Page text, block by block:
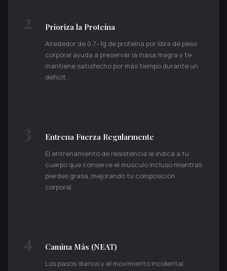
Prioriza la Proteína
Alrededor de 0.7–1g de proteína por libra de peso
corporal ayuda a preservar la masa magra y te
mantiene satisfecho por más tiempo durante un
déficit.
Entrena Fuerza Regularmente
El entrenamiento de resistencia le indica a tu
cuerpo que conserve el músculo incluso mientras
pierdes grasa, mejorando tu composición
corporal.
Camina Más (NEAT)
Los pasos diarios y el movimiento incidental